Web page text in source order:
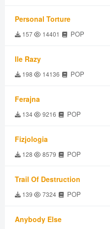
Personal Torture
157 14401 POP
Ile Razy
198 14136 POP
Ferajna
134 9216 POP
Fizjologia
128 8579 POP
Trail Of Destruction
139 7324 POP
Anybody Else